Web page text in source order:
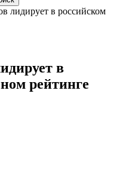
лидирует в российском
в
рейтинге